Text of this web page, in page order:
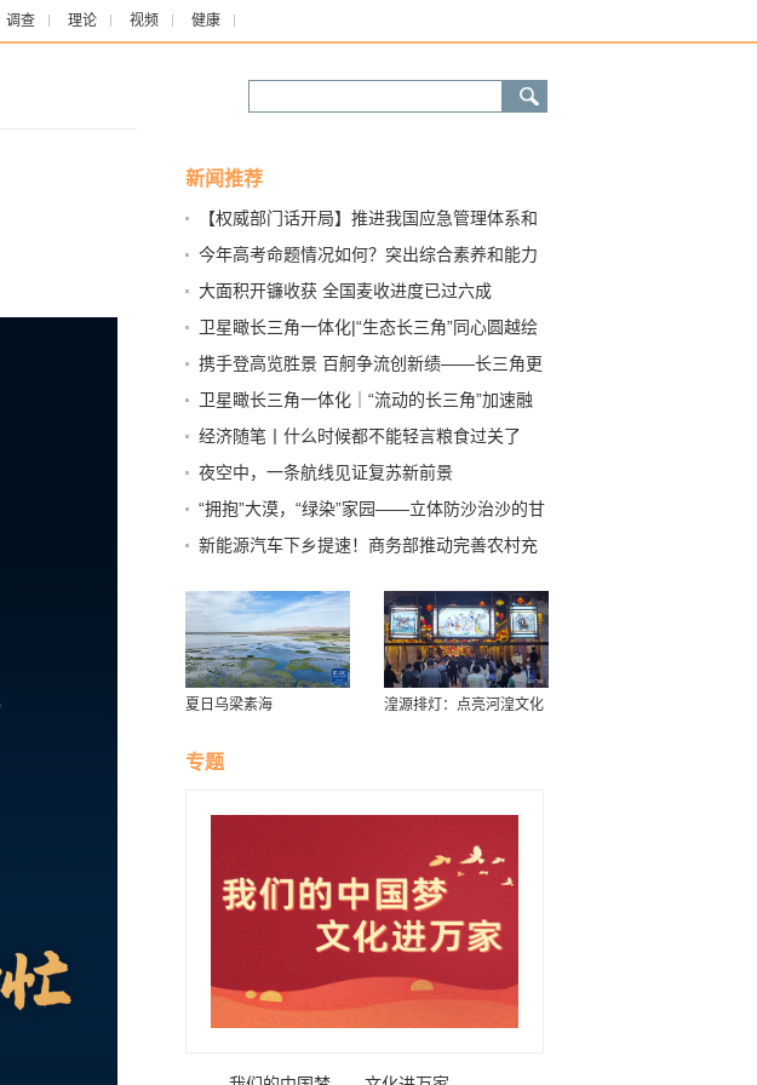
调查 理论 视频 健康
新闻推荐
【权威部门话开局】推进我国应急管理体系和
能力现代化
今年高考命题情况如何？突出综合素养和能力
考查
大面积开镰收获 全国麦收进度已过六成
卫星瞰长三角一体化|“生态长三角”同心圆越绘
越大
携手登高览胜景 百舸争流创新绩——长三角更
高质量一体化发展一线观察
卫星瞰长三角一体化｜“流动的长三角”加速融
起来
经济随笔丨什么时候都不能轻言粮食过关了
夜空中，一条航线见证复苏新前景
“拥抱”大漠，“绿染”家园——立体防沙治沙的甘
肃实践
新能源汽车下乡提速！商务部推动完善农村充
夏日乌梁素海
湟源排灯：点亮河湟文化
专题